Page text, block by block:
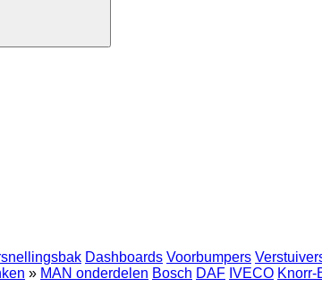
Dashboards Voorbumpers
» MAN onderdelen Bosch DAF IVECO Knorr-